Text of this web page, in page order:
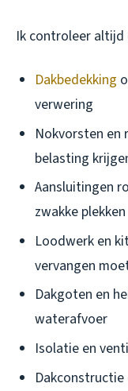
Ik controleer altijd
Dakbedekking
verwering
Nokvorsten en
belasting
Aansluitingen
zwakke plekken
Loodwerk en
vervangen
Dakgoten en
waterafvoer
Isolatie en